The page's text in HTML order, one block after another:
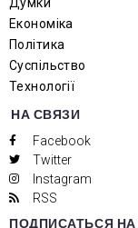
Економіка
Політика
Суспільство
Технології
НА СВЯЗИ
Facebook
Twitter
Instagram
RSS
ПОДПИСАТЬСЯ